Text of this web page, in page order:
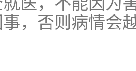
，否则病情会